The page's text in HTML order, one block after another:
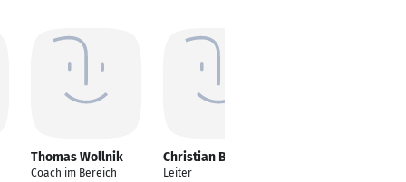
Thomas Wollnik
Coach im Bereich
Christian Brünjes
Leiter